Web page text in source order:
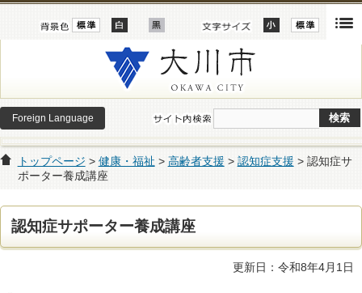
Foreign Language
トップページ > 健康・福祉 > 高齢者支援 > 認知症支援 > 認知症サ
ポーター養成講座
認知症サポーター養成講座
更新日：令和8年4月1日